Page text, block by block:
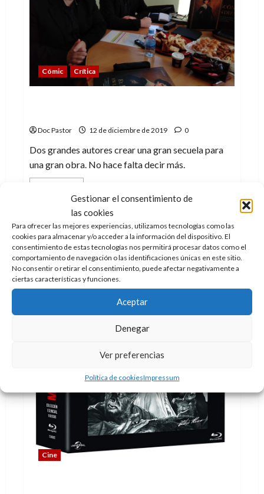
Gestionar el consentimiento de
las cookies
Para ofrecer las mejores experiencias, utilizamos tecnologías como las
cookies para almacenar y/o acceder a la información del dispositivo. El
consentimiento de estas tecnologías nos permitirá procesar datos como el
comportamiento de navegación o las identificaciones únicas en este sitio.
No consentir o retirar el consentimiento, puede afectar negativamente a
ciertas características y funciones.
Aceptar
Denegar
Ver preferencias
Política de cookiesImpressum
Cómic Crítica
Doc Pastor 12 de diciembre de 2019 0
Dos grandes autores crear una gran secuela para
una gran obra. No hace falta decir más.
más
acerca
de
Buscón
en
las
Indias,
una
gran
secuela
de
Cine